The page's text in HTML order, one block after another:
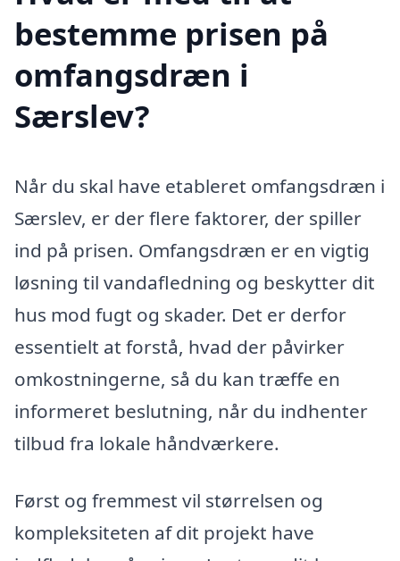
bestemme prisen på
omfangsdræn i
Særslev?
Når du skal have etableret omfangsdræn i
Særslev, er der flere faktorer, der spiller
ind på prisen. Omfangsdræn er en vigtig
løsning til vandafledning og beskytter dit
hus mod fugt og skader. Det er derfor
essentielt at forstå, hvad der påvirker
omkostningerne, så du kan træffe en
informeret beslutning, når du indhenter
tilbud fra lokale håndværkere.
Først og fremmest vil størrelsen og
kompleksiteten af dit projekt have